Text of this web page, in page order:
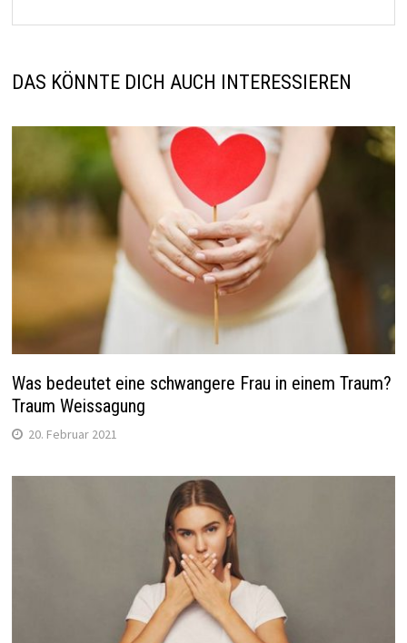
DAS KÖNNTE DICH AUCH INTERESSIEREN
Was bedeutet eine schwangere Frau in einem Traum?
Traum Weissagung
20. Februar 2021